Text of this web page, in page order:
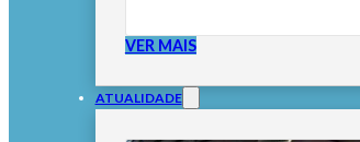
VER MAIS
ATUALIDADE